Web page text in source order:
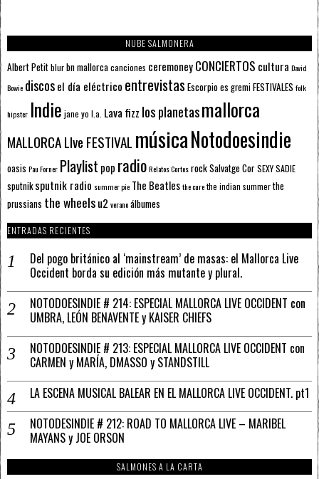
NUBE SALMONERA
Albert Petitblurbn mallorcacanciones ceremoneyCONCIERTOS cultura David
Bowie discosel día eléctrico entrevistas Escorpioes gremiFESTIVALES folk
hipster Indie jane yo l.a. Lava fizz los planetasmallorca
MALLORCA LIve FESTIVAL músicaNotodoesindie
oasis Pau Forner Playlist pop radioRelatos CortosrockSalvatge CorSEXY SADIE
sputnik sputnik radio summer pie The Beatlesthe curethe indian summerthe
prussians the wheelsu2 veranoálbumes
ENTRADAS RECIENTES
Del pogo británico al ‘mainstream’ de masas: el Mallorca Live
Occident borda su edición más mutante y plural.
NOTODOESINDIE # 214: ESPECIAL MALLORCA LIVE OCCIDENT con
UMBRA, LEÓN BENAVENTE y KAISER CHIEFS
NOTODOESINDIE # 213: ESPECIAL MALLORCA LIVE OCCIDENT con
CARMEN y MARÍA, DMASSO y STANDSTILL
LA ESCENA MUSICAL BALEAR EN EL MALLORCA LIVE OCCIDENT. pt1
NOTODESINDIE # 212: ROAD TO MALLORCA LIVE – MARIBEL
MAYANS y JOE ORSON
SALMONES A LA CARTA